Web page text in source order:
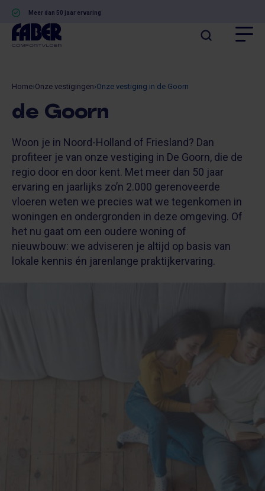
Meer dan 50 jaar ervaring
Home›Onze vestigingen›Onze vestiging in de Goorn
de Goorn
Woon je in Noord-Holland of Friesland? Dan
profiteer je van onze vestiging in De Goorn, die de
regio door en door kent. Met meer dan 50 jaar
ervaring en jaarlijks zo’n 2.000 gerenoveerde
vloeren weten we precies wat we tegenkomen in
woningen en ondergronden in deze omgeving. Of
het nu gaat om een oudere woning of
nieuwbouw: we adviseren je altijd op basis van
lokale kennis én jarenlange praktijkervaring.